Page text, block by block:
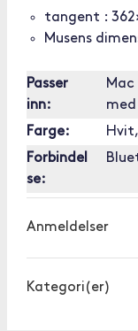
tangent :
Musens
Passer
inn:
Mac
Farge:
Forbindel
se:
Anmeldelser
Kategori(er)